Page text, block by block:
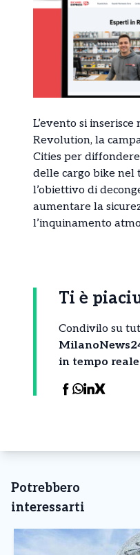
L’evento si
Revolution, la
Cities per diffondere
delle cargo bike nel
l’obiettivo di
aumentare la
l’inquinamento
Ti è
Condivilo su
in tempo reale
Potrebbero
interessarti